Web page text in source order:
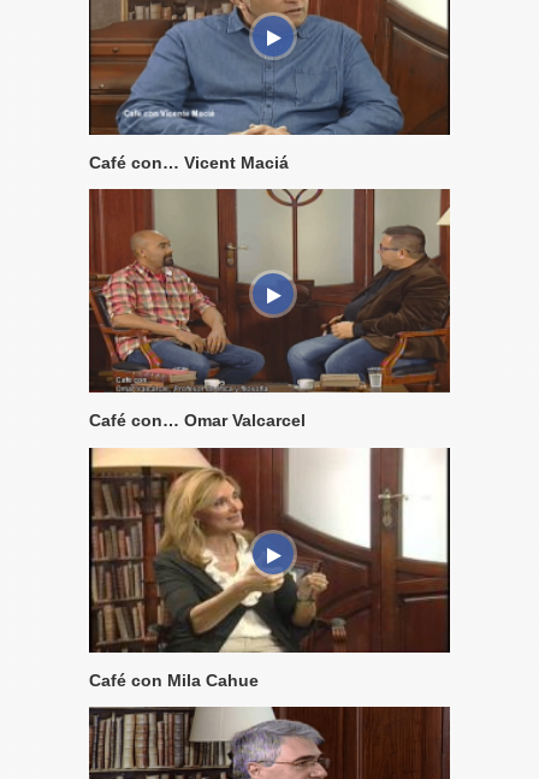
Café con… Vicent Maciá
Café con… Omar Valcarcel
Café con Mila Cahue